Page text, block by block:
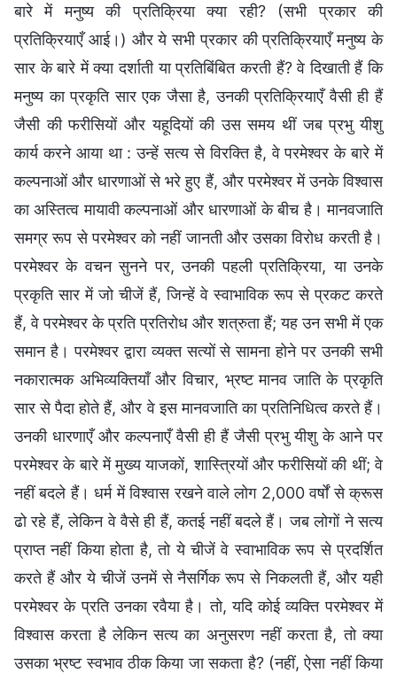
बारे में मनुष्य की प्रतिक्रिया क्या रही? (सभी प्रकार की
प्रतिक्रियाएँ आई।) और ये सभी प्रकार की प्रतिक्रियाएँ मनुष्य के
सार के बारे में क्या दर्शाती या प्रतिबिंबित करती हैं? वे दिखाती हैं कि
मनुष्य का प्रकृति सार एक जैसा है, उनकी प्रतिक्रियाएँ वैसी ही हैं
जैसी की फरीसियों और यहूदियों की उस समय थीं जब प्रभु यीशु
कार्य करने आया था : उन्हें सत्य से विरक्ति है, वे परमेश्वर के बारे में
कल्पनाओं और धारणाओं से भरे हुए हैं, और परमेश्वर में उनके विश्वास
का अस्तित्व मायावी कल्पनाओं और धारणाओं के बीच है। मानवजाति
समग्र रूप से परमेश्वर को नहीं जानती और उसका विरोध करती है।
परमेश्वर के वचन सुनने पर, उनकी पहली प्रतिक्रिया, या उनके
प्रकृति सार में जो चीजें हैं, जिन्हें वे स्वाभाविक रूप से प्रकट करते
हैं, वे परमेश्वर के प्रति प्रतिरोध और शत्रुता हैं; यह उन सभी में एक
समान है। परमेश्वर द्वारा व्यक्त सत्यों से सामना होने पर उनकी सभी
नकारात्मक अभिव्यक्तियाँ और विचार, भ्रष्ट मानव जाति के प्रकृति
सार से पैदा होते हैं, और वे इस मानवजाति का प्रतिनिधित्व करते हैं।
उनकी धारणाएँ और कल्पनाएँ वैसी ही हैं जैसी प्रभु यीशु के आने पर
परमेश्वर के बारे में मुख्य याजकों, शास्त्रियों और फरीसियों की थीं; वे
नहीं बदले हैं। धर्म में विश्वास रखने वाले लोग 2,000 वर्षों से क्रूस
ढो रहे हैं, लेकिन वे वैसे ही हैं, कतई नहीं बदले हैं। जब लोगों ने सत्य
प्राप्त नहीं किया होता है, तो ये चीजें वे स्वाभाविक रूप से प्रदर्शित
करते हैं और ये चीजें उनमें से नैसर्गिक रूप से निकलती हैं, और यही
परमेश्वर के प्रति उनका रवैया है। तो, यदि कोई व्यक्ति परमेश्वर में
विश्वास करता है लेकिन सत्य का अनुसरण नहीं करता है, तो क्या
उसका भ्रष्ट स्वभाव ठीक किया जा सकता है? (नहीं, ऐसा नहीं किया